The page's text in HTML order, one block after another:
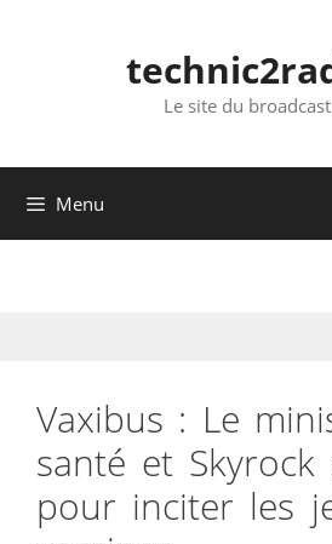
Le site du
Menu
Vaxibus : Le
santé et Skyrock
pour inciter les